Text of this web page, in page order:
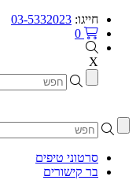
חייגו: 03-5332023
0
X
סרטוני טיפים
בר קישורים